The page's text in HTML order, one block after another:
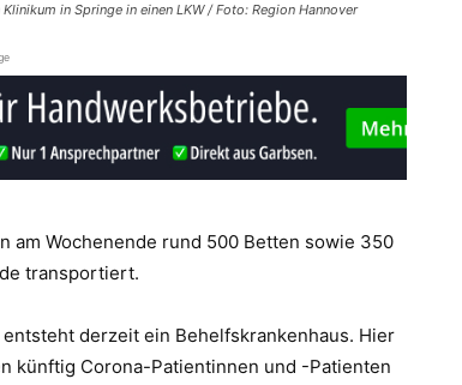
in Springe in einen LKW / Foto: Region Hannover
am Wochenende rund 500 Betten sowie 350
transportiert.
derzeit ein Behelfskrankenhaus. Hier
künftig Corona-Patientinnen und -Patienten